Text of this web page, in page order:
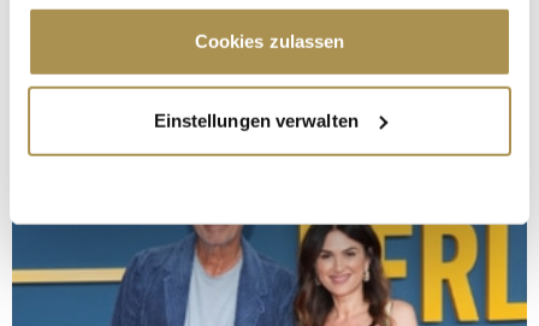
Cookie-Erklärung oder durch Klicken auf das Privacy
Trigger Symbol ändern oder widerrufen
Informationen über Ihre geografische Lage
erfassen, welche bis auf einige Meter genau sein
bestimmten Merkmalen (Fingerprinting) identifizieren
Erfahren Sie mehr darüber, wie Ihre persönlichen Daten
verarbeitet werden, und legen Sie Ihre Präferenzen im
Cookies zulassen
Einstellungen verwalten